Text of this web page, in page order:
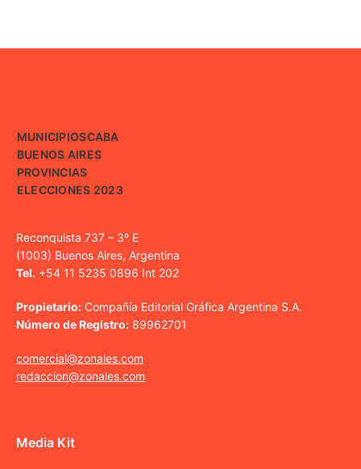
MUNICIPIOSCABA
BUENOS AIRES
PROVINCIAS
ELECCIONES 2023
Reconquista 737 – 3º E
(1003) Buenos Aires, Argentina
Tel. +54 11 5235 0896 Int 202
Propietario: Compañía Editorial Gráfica Argentina S.A.
Número de Registro: 89962701
comercial@zonales.com
redaccion@zonales.com
Media Kit